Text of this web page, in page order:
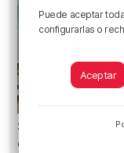
San Juan de
eclipse
Puede aceptar
configurarlas o
Aceptar